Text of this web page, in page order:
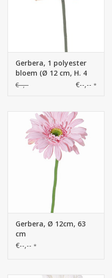
Gerbera, 1 polyester
bloem (Ø 12 cm, H. 4
cm), groene plastic
€--,-- €--,-- *
Gerbera, Ø 12cm, 63
cm
€--,-- *